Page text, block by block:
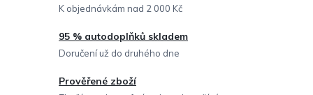
í
p
r
K objednávkám nad 2 000 Kč
95 % autodoplňků skladem
Doručení už do druhého dne
Prověřené zboží